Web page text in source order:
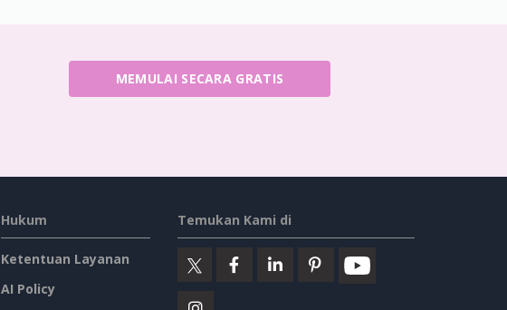
MEMULAI SECARA GRATIS
Hukum
Ketentuan Layanan
AI Policy
Temukan Kami di